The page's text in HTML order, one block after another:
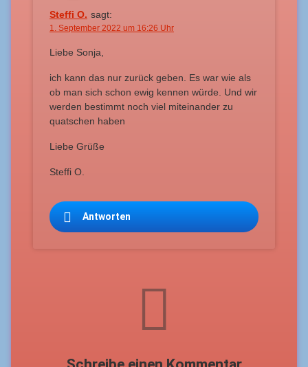
Steffi O. sagt:
1. September 2022 um 16:26 Uhr
Liebe Sonja,
ich kann das nur zurück geben. Es war wie als
ob man sich schon ewig kennen würde. Und wir
werden bestimmt noch viel miteinander zu
quatschen haben
Liebe Grüße
Steffi O.
Antworten